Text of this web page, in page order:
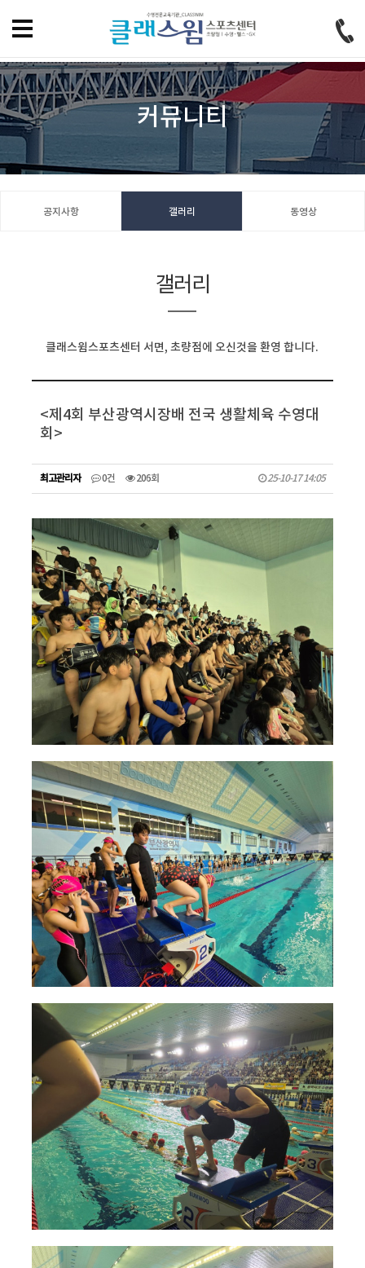
커뮤니티
공지사항 갤러리 동영상
갤러리
클래스윔스포츠센터 서면, 초량점에 오신것을 환영 합니다.
<제4회 부산광역시장배 전국 생활체육 수영대
회>
최고관리자 0건 206회 25-10-17 14:05